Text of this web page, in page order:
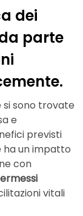
dei
parte
sono trovate
e
previsti
ha un impatto
con
vitali